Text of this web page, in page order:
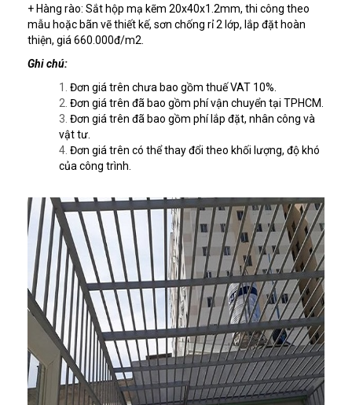
+ Hàng rào: Sắt hộp mạ kẽm 20x40x1.2mm, thi công theo
mẫu hoặc bãn vẽ thiết kế, sơn chống rỉ 2 lớp, lắp đặt hoàn
thiện, giá 660.000đ/m2.
Ghi chú:
Đơn giá trên chưa bao gồm thuế VAT 10%.
Đơn giá trên đã bao gồm phí vận chuyển tại TPHCM.
Đơn giá trên đã bao gồm phí lắp đặt, nhân công và
vật tư.
Đơn giá trên có thể thay đổi theo khối lượng, độ khó
của công trình.